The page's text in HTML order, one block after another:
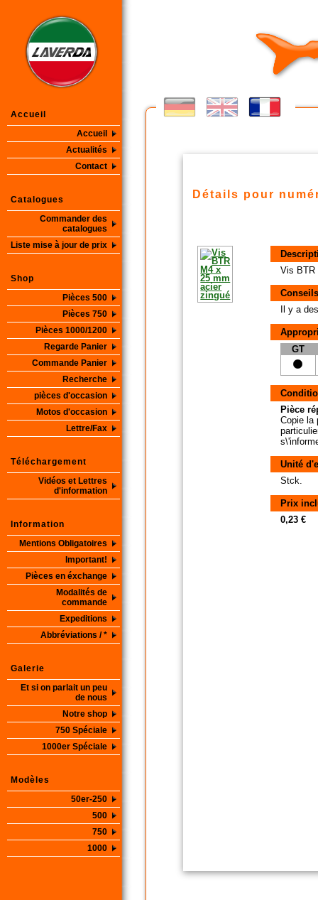
Accueil
Accueil
Actualités
Contact
Catalogues
Commander des
catalogues
Liste mise à jour de prix
Shop
Pièces 500
Pièces 750
Pièces 1000/1200
Regarde Panier
Commande Panier
Recherche
pièces d'occasion
Motos d'occasion
Lettre/Fax
Téléchargement
Vidéos et Lettres
d'information
Information
Mentions Obligatoires
Important!
Pièces en éxchange
Modalités de
commande
Expeditions
Abbréviations / *
Galerie
Et si on parlait un peu
de nous
Notre shop
750 Spéciale
1000er Spéciale
Modèles
50er-250
500
750
1000
Détails pour
Vis BTR
Il y a
GT
Pièce
Copie la
Unité
Stck.
Prix
0,23 €